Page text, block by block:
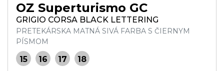
OZ Superturismo GC
GRIGIO CORSA BLACK LETTERING
PRETEKÁRSKA MATNÁ SIVÁ FARBA S ČIERNYM
PÍSMOM
15 16 17 18